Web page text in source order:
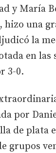
y María
hizo una
la
en las
3-0.
por
de plata
grupos